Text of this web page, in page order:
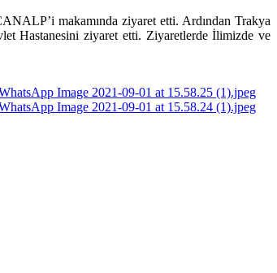
makamında ziyaret etti. Ardından Trakya
Hastanesini ziyaret etti. Ziyaretlerde İlimizde ve